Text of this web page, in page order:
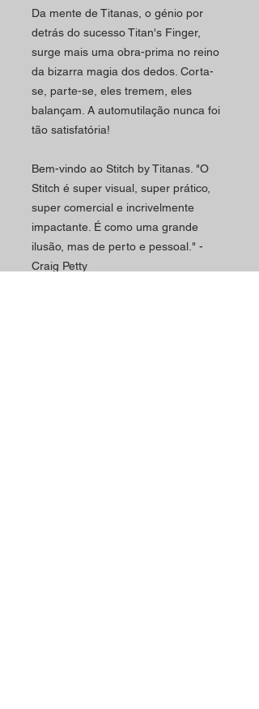
Da mente de Titanas, o génio por
detrás do sucesso Titan's Finger,
surge mais uma obra-prima no reino
da bizarra magia dos dedos. Corta-
se, parte-se, eles tremem, eles
balançam. A automutilação nunca foi
tão satisfatória!
Bem-vindo ao Stitch by Titanas. "O
Stitch é super visual, super prático,
super comercial e incrivelmente
impactante. É como uma grande
ilusão, mas de perto e pessoal." -
Craig Petty